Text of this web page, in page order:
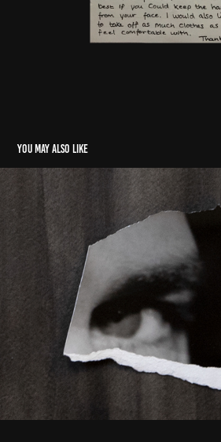
You may also like
Fragmentary And Fragile
2022